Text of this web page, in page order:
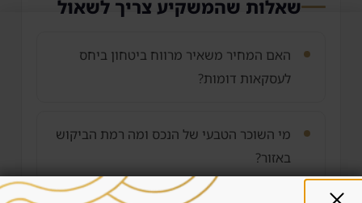
שאלות שהמשקיע צריך לשאול
האם המחיר משאיר מרווח ביטחון ביחס
לעסקאות דומות?
מי השוכר הטבעי של הנכס ומה רמת הביקוש
באזור?